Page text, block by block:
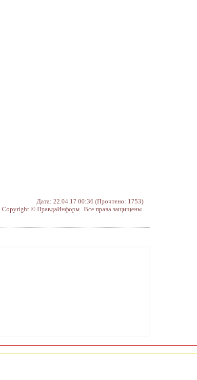
Дата: 22.04.17 00:36 (Прочтено: 1753)
Copyright © ПравдаИнформ Все права защищены.